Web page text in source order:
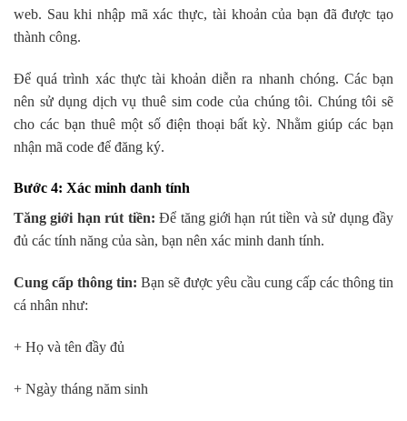
web. Sau khi nhập mã xác thực, tài khoản của bạn đã được tạo
thành công.
Để quá trình xác thực tài khoản diễn ra nhanh chóng. Các bạn
nên sử dụng dịch vụ thuê sim code của chúng tôi. Chúng tôi sẽ
cho các bạn thuê một số điện thoại bất kỳ. Nhằm giúp các bạn
nhận mã code để đăng ký.
Bước 4: Xác minh danh tính
Tăng giới hạn rút tiền: Để tăng giới hạn rút tiền và sử dụng đầy
đủ các tính năng của sàn, bạn nên xác minh danh tính.
Cung cấp thông tin: Bạn sẽ được yêu cầu cung cấp các thông tin
cá nhân như:
+ Họ và tên đầy đủ
+ Ngày tháng năm sinh